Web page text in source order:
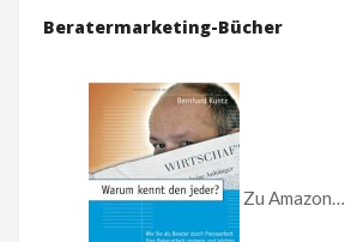
Beratermarketing-Bücher
Zu Amazon…